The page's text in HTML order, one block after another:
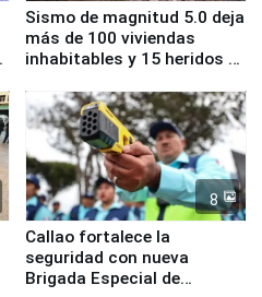
Sismo de magnitud 5.0 deja
más de 100 viviendas
inhabitables y 15 heridos en
8
Callao fortalece la
seguridad con nueva
Brigada Especial de